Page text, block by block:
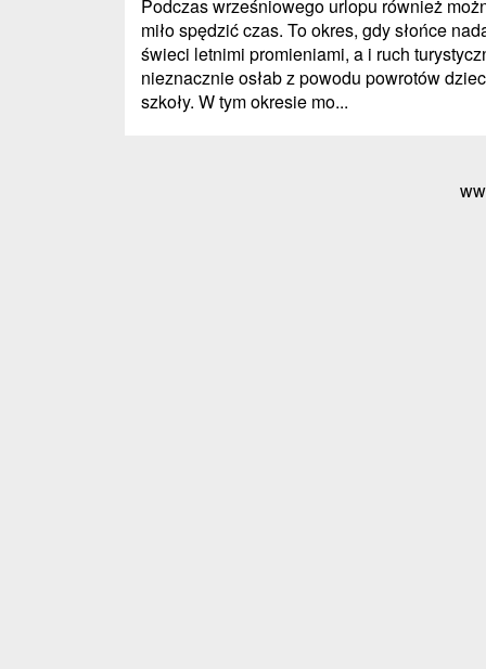
Podczas wrześniowego urlopu również
miło spędzić czas. To okres, gdy słońce
świeci letnimi promieniami, a i ruch
nieznacznie osłab z powodu powrotów
szkoły. W tym okresie mo...